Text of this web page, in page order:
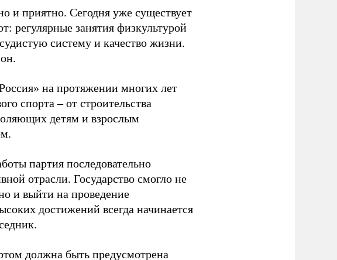
и приятно. Сегодня уже существует
регулярные занятия физкультурой
систему и качество жизни.
на протяжении многих лет
спорта – от строительства
детям и взрослым
партия последовательно
отрасли. Государство смогло не
и выйти на проведение
достижений всегда начинается
должна быть предусмотрена